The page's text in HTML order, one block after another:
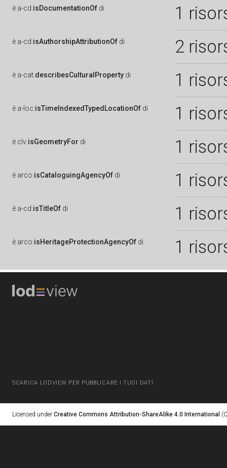
è a-cd:isDocumentationOf di 1
è a-cd:isAuthorshipAttributionOf di 2
è a-cat:describesCulturalProperty di 1
è a-loc:isTimeIndexedTypedLocationOf di 1
è clv:isGeometryFor di 1
è arco:isCataloguingAgencyOf di 1
è a-cd:isTitleOf di 1
è arco:isHeritageProtectionAgencyOf di 1
SCARICA LODVIEW PER PUBBLICARE I TUOI DATI
Licensed under Creative Commons Attribution-ShareAlike 4.0 International